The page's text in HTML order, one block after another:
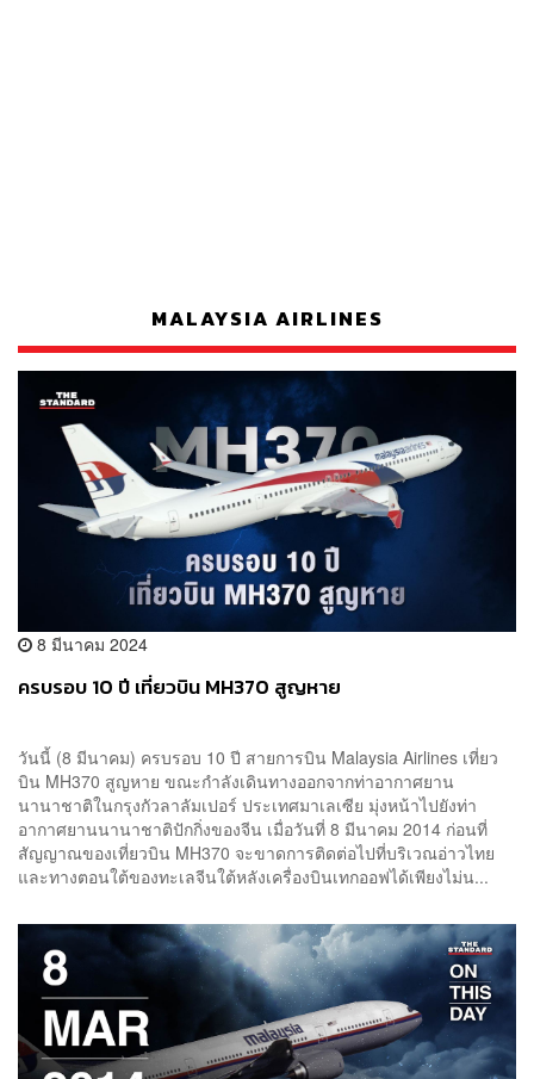
MALAYSIA AIRLINES
8 มีนาคม 2024
ครบรอบ 10 ปี เที่ยวบิน MH370 สูญหาย
วันนี้ (8 มีนาคม) ครบรอบ 10 ปี สายการบิน Malaysia Airlines เที่ยว
บิน MH370 สูญหาย ขณะกำลังเดินทางออกจากท่าอากาศยาน
นานาชาติในกรุงกัวลาลัมเปอร์ ประเทศมาเลเซีย มุ่งหน้าไปยังท่า
อากาศยานนานาชาติปักกิ่งของจีน เมื่อวันที่ 8 มีนาคม 2014 ก่อนที่
สัญญาณของเที่ยวบิน MH370 จะขาดการติดต่อไปที่บริเวณอ่าวไทย
และทางตอนใต้ของทะเลจีนใต้หลังเครื่องบินเทกออฟได้เพียงไม่น...